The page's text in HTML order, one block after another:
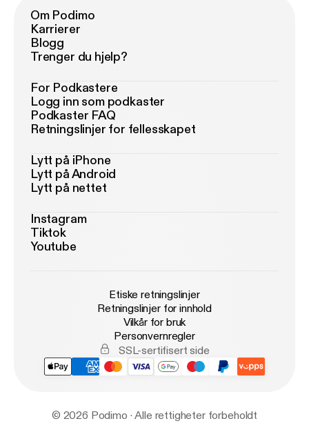
Om Podimo
Karrierer
Blogg
Trenger du hjelp?
For Podkastere
Logg inn som podkaster
Podkaster FAQ
Retningslinjer for fellesskapet
Lytt på iPhone
Lytt på Android
Lytt på nettet
Instagram
Tiktok
Youtube
Etiske retningslinjer
Retningslinjer for innhold
Vilkår for bruk
Personvernregler
SSL-sertifisert side
© 2026 Podimo · Alle rettigheter forbeholdt